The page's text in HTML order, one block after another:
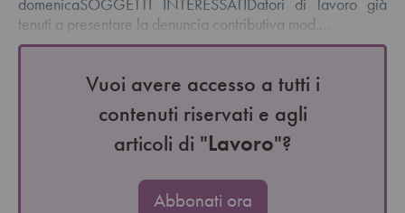
domenicaSOGGETTI INTERESSATIDatori di lavoro già
tenuti a presentare la denuncia contributiva mod.…
Vuoi avere accesso a tutti i
contenuti riservati e agli
articoli di "Lavoro"?
Abbonati ora